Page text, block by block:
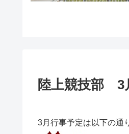
陸上競技部 3
3月行事予定は以下の通